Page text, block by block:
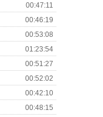
00:47:11
00:46:19
00:53:08
01:23:54
00:51:27
00:52:02
00:42:10
00:48:15